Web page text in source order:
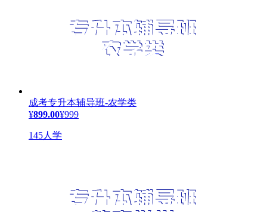
成考专升本辅导班-农学类
¥899.00¥999
145人学